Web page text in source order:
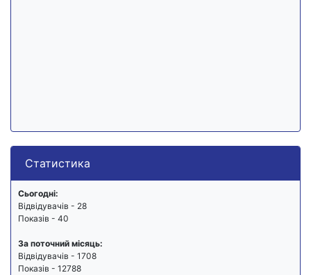
Статистика
Сьогодні:
Відвідувачів - 28
Показів - 40
За поточний місяць:
Відвідувачів - 1708
Показів - 12788